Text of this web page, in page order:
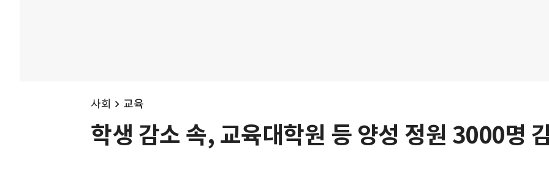
사회 교육
학생 감소 속, 교육대학원 등 양성 정원 3000명